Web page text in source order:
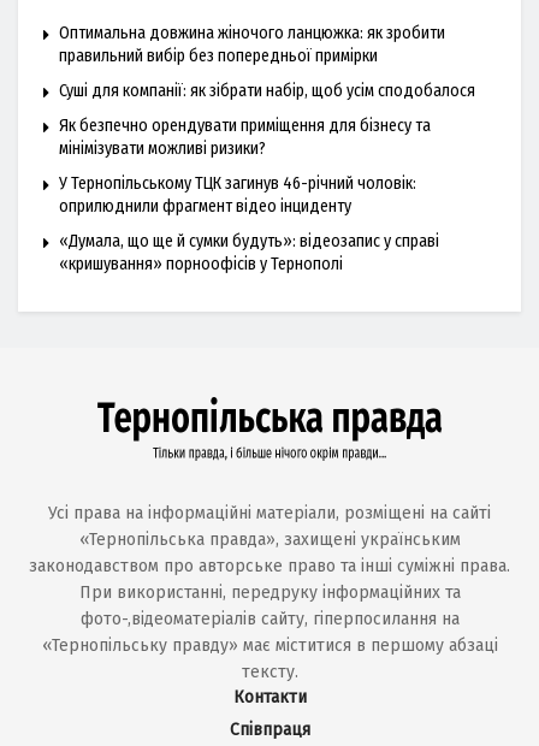
Оптимальна довжина жіночого ланцюжка: як зробити
правильний вибір без попередньої примірки
Суші для компанії: як зібрати набір, щоб усім сподобалося
Як безпечно орендувати приміщення для бізнесу та
мінімізувати можливі ризики?
У Тернопільському ТЦК загинув 46-річний чоловік:
оприлюднили фрагмент відео інциденту
«Думала, що ще й сумки будуть»: відеозапис у справі
«кришування» порноофісів у Тернополі
Усі права на інформаційні матеріали, розміщені на сайті
«Тернопільська правда», захищені українським
законодавством про авторське право та інші суміжні права.
При використанні, передруку інформаційних та
фото-,відеоматеріалів сайту, гіперпосилання на
«Тернопільську правду» має міститися в першому абзаці
тексту.
Контакти
Співпраця